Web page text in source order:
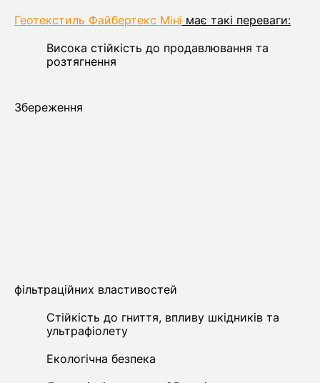
Геотекстиль Файбертекс Міні має такі переваги:
Висока стійкість до продавлювання та
розтягнення
Збереження
фільтраційних властивостей
Стійкість до гниття, впливу шкідників та
ультрафіолету
Екологічна безпека